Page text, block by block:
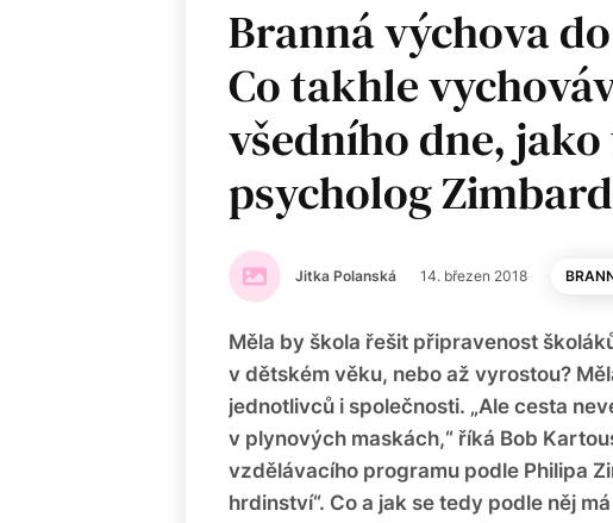
Branná výchova
Co takhle
všedního dne,
psycholog
Jitka Polanská 14. březen 2018
Měla by škola řešit připravenost
v dětském věku, nebo až vyrostou?
jednotlivců i společnosti. „Ale cesta
v plynových maskách,“ říká Bob
vzdělávacího programu podle Philipa
hrdinství“. Co a jak se tedy podle něj